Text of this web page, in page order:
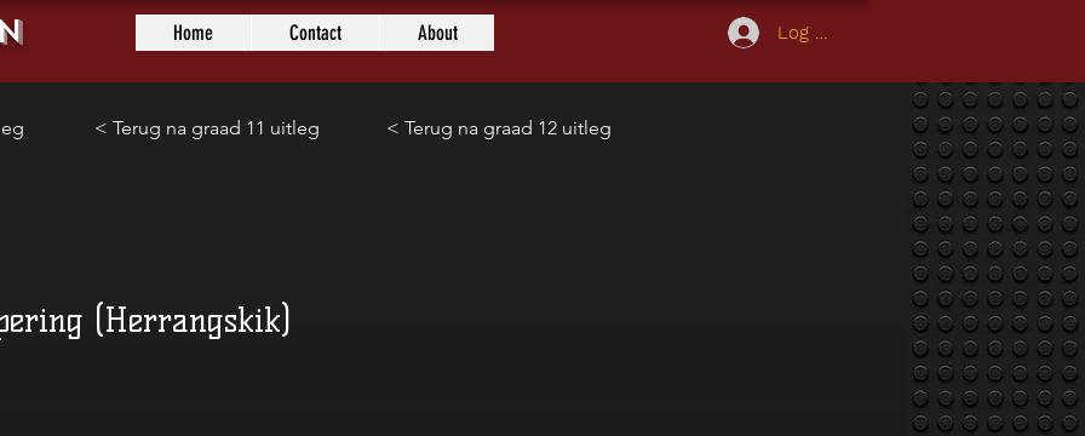
Home Contact About Log In
< Terug na graad 11 uitleg < Terug na graad 12 uitleg
(Herrangskik)